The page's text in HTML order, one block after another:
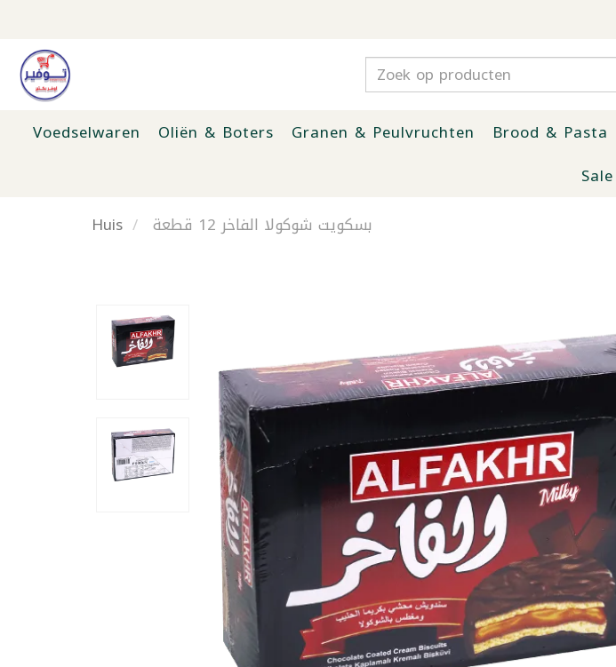
Voedselwaren Oliën & Boters Granen & Peulvruchten Brood & Pasta
Sale
Huis
بسكويت شوكولا الفاخر 12 قطعة